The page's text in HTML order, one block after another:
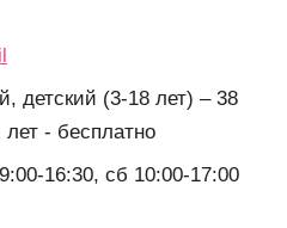
детский (3-18 лет) – 38
- бесплатно
16:30, сб 10:00-17:00